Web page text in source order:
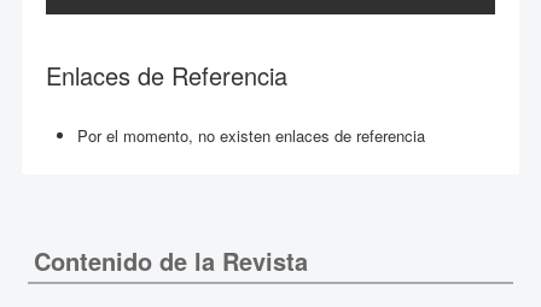
Enlaces de Referencia
Por el momento, no existen enlaces de referencia
Contenido de la Revista